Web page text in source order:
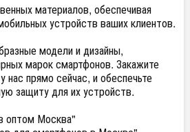
материалов, обеспечивая
устройств ваших клиентов.
модели и дизайны,
марок смартфонов. Закажите
нас прямо сейчас, и обеспечьте
защиту для их устройств.
оптом Москва"